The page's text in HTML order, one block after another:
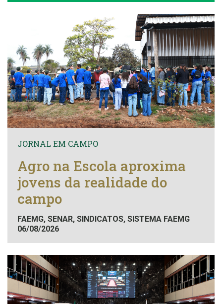
JORNAL EM CAMPO
Agro na Escola aproxima
jovens da realidade do
campo
FAEMG, SENAR, SINDICATOS, SISTEMA FAEMG
06/08/2026